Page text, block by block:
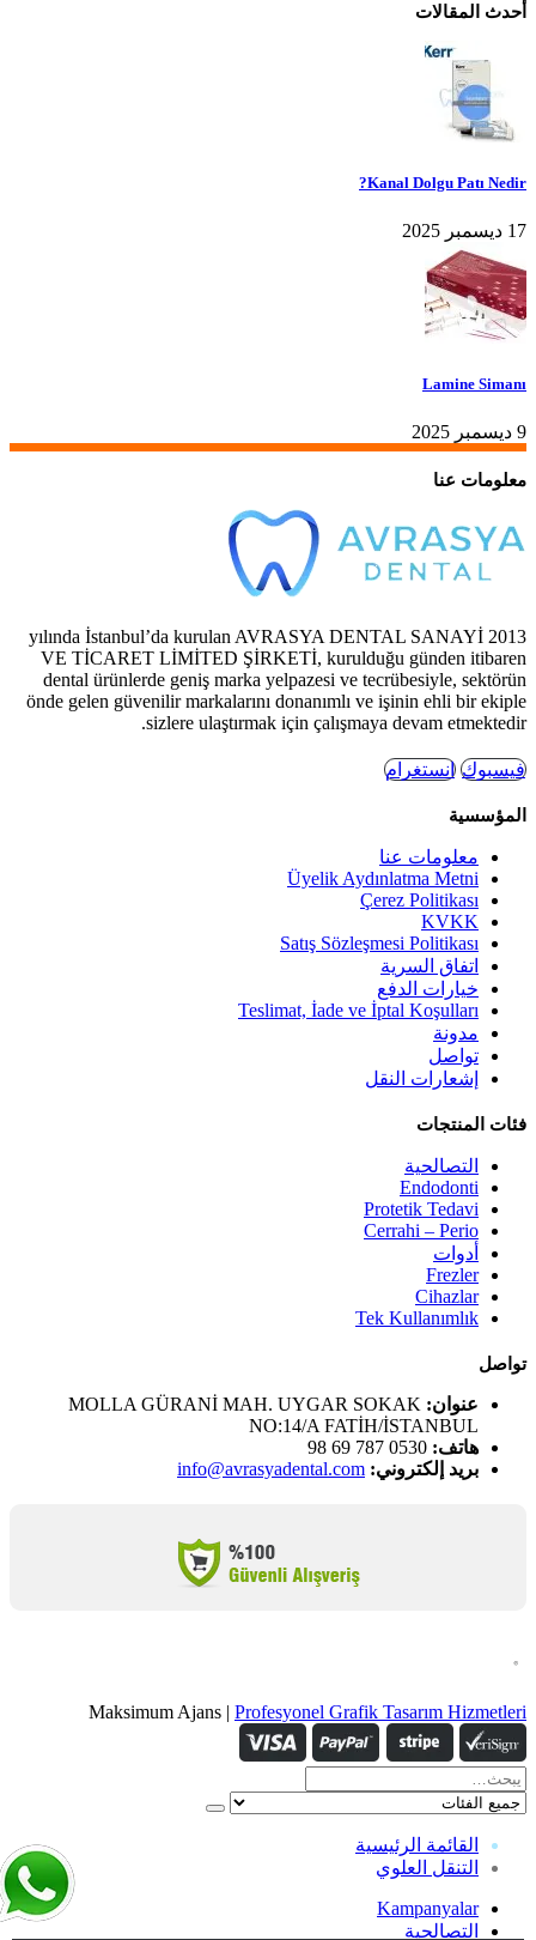
أحدث المقالات
Kanal Dolgu Patı Nedir?
17 ديسمبر 2025
Lamine Simanı
9 ديسمبر 2025
معلومات عنا
2013 yılında İstanbul’da kurulan AVRASYA DENTAL SANAYİ
VE TİCARET LİMİTED ŞİRKETİ, kurulduğu günden itibaren
dental ürünlerde geniş marka yelpazesi ve tecrübesiyle, sektörün
önde gelen güvenilir markalarını donanımlı ve işinin ehli bir ekiple
sizlere ulaştırmak için çalışmaya devam etmektedir.
فيسبوك انستغرام
المؤسسية
معلومات عنا
Üyelik Aydınlatma Metni
Çerez Politikası
KVKK
Satış Sözleşmesi Politikası
اتفاق السرية
خيارات الدفع
Teslimat, İade ve İptal Koşulları
مدونة
تواصل
إشعارات النقل
فئات المنتجات
التصالحية
Endodonti
Protetik Tedavi
Cerrahi – Perio
أدوات
Frezler
Cihazlar
Tek Kullanımlık
تواصل
عنوان: MOLLA GÜRANİ MAH. UYGAR SOKAK
NO:14/A FATİH/İSTANBUL
هاتف: 0530 787 69 98
بريد إلكتروني: info@avrasyadental.com
Maksimum Ajans | Profesyonel Grafik Tasarım Hizmetleri
القائمة الرئيسية
التنقل العلوي
Kampanyalar
التصالحية